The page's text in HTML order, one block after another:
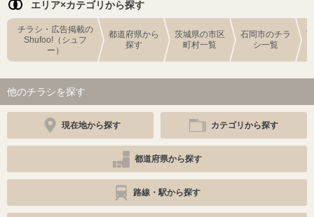
エリア×カテゴリから探す
チラシ・広告掲載の
Shufoo!（シュフ
ー）
都道府県から
探す
茨城県の市区
町村一覧
石岡市のチラ
シ一覧
他のチラシを探す
現在地から探す カテゴリから探す
都道府県から探す
路線・駅から探す